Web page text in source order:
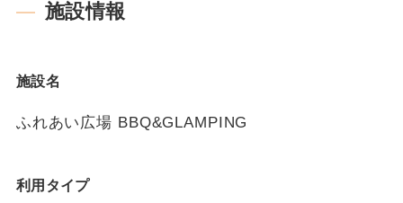
施設情報
施設名
ふれあい広場 BBQ&GLAMPING
利用タイプ